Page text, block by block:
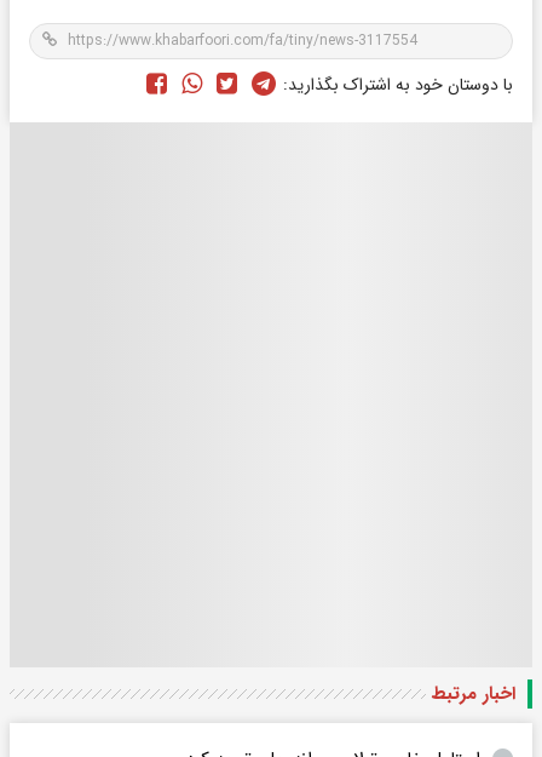
با دوستان خود به اشتراک بگذارید:
اخبار مرتبط